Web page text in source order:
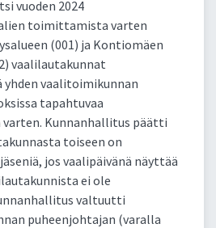
vuoden 2024
toimittamista varten
(001) ja Kontiomäen
vaalilautakunnat
yhden vaalitoimikunnan
tapahtuvaa
varten. Kunnanhallitus päätti
toiseen on
jos vaalipäivänä näyttää
ei ole
valtuutti
puheenjohtajan (varalla